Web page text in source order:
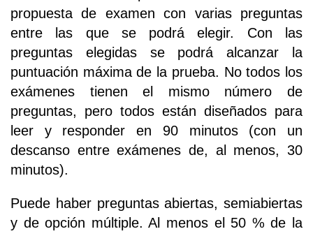
propuesta de examen con varias preguntas
entre las que se podrá elegir. Con las
preguntas elegidas se podrá alcanzar la
puntuación máxima de la prueba. No todos los
exámenes tienen el mismo número de
preguntas, pero todos están diseñados para
leer y responder en 90 minutos (con un
descanso entre exámenes de, al menos, 30
minutos).
Puede haber preguntas abiertas, semiabiertas
y de opción múltiple. Al menos el 50 % de la